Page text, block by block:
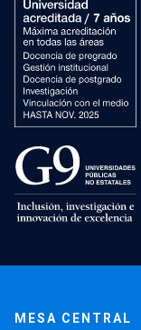
MESA CENTRAL